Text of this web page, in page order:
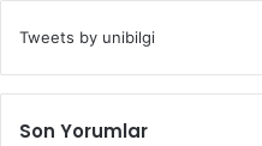
Tweets by unibilgi
Son Yorumlar